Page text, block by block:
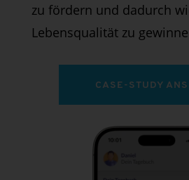
zu fördern und dadurch
Lebensqualität zu
CASE-STUDY